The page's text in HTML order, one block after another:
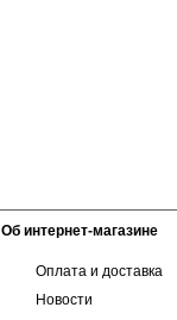
Об интернет-магазине
Оплата и доставка
Новости